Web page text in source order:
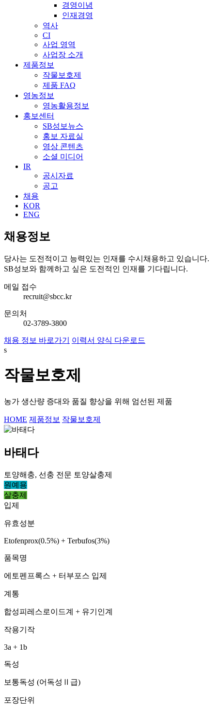
경영이념
인재경영
역사
CI
사업 영역
사업장 소개
제품정보
작물보호제
제품 FAQ
영농정보
영농활용정보
홍보센터
SB성보뉴스
홍보 자료실
영상 콘텐츠
소셜 미디어
IR
공시자료
공고
채용
KOR
ENG
채용정보
당사는 도전적이고 능력있는 인재를 수시채용하고 있습니다.
SB성보와 함께하고 싶은 도전적인 인재를 기다립니다.
메일 접수
recruit@sbcc.kr
문의처
02-3789-3800
채용 정보 바로가기
이력서 양식 다운로드
s
작물보호제
농가 생산량 증대와 품질 향상을 위해 엄선된 제품
HOME 제품정보 작물보호제
바태다
토양해충, 선충 전문 토양살충제
원예용
살충제
입제
유효성분
Etofenprox(0.5%) + Terbufos(3%)
품목명
에토펜프록스 + 터부포스 입제
계통
합성피레스로이드계 + 유기인계
작용기작
3a + 1b
독성
보통독성 (어독성Ⅱ급)
포장단위